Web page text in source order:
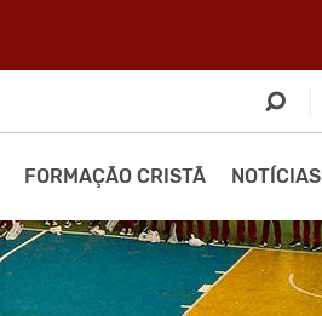
FORMAÇÃO CRISTÃ NOTÍCIAS